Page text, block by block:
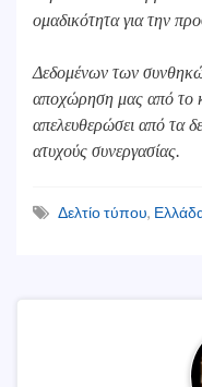
ομαδικότητα για την
Δεδομένων των
αποχώρηση μας από το
απελευθερώσει από τα
ατυχούς συνεργασίας.
Δελτίο τύπου,